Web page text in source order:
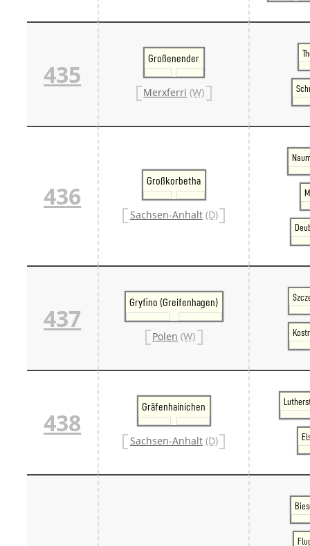
435
Großenender
Merxferri (W)
436
Großkorbetha
Sachsen-Anhalt (D)
437
Gryfino (Greifenhagen)
Polen (W)
438
Gräfenhainichen
Sachsen-Anhalt (D)